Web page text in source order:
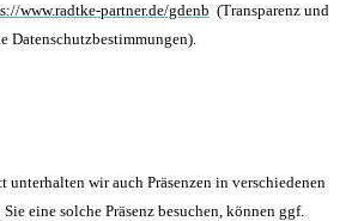
www.radtke-partner.de/gdenb (Transparenz und
Datenschutzbestimmungen).
unterhalten wir auch Präsenzen in verschiedenen
eine solche Präsenz besuchen, können ggf.